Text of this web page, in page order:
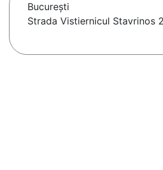
Bucureşti
Strada Vistiernicul Stavrinos